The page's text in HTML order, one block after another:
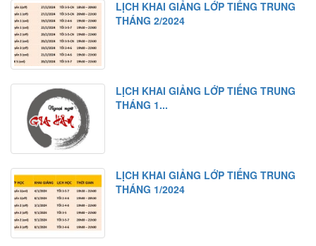
LỊCH KHAI GIẢNG LỚP TIẾNG TRUNG
THÁNG 2/2024
LỊCH KHAI GIẢNG LỚP TIẾNG TRUNG
THÁNG 1...
LỊCH KHAI GIẢNG LỚP TIẾNG TRUNG
THÁNG 1/2024